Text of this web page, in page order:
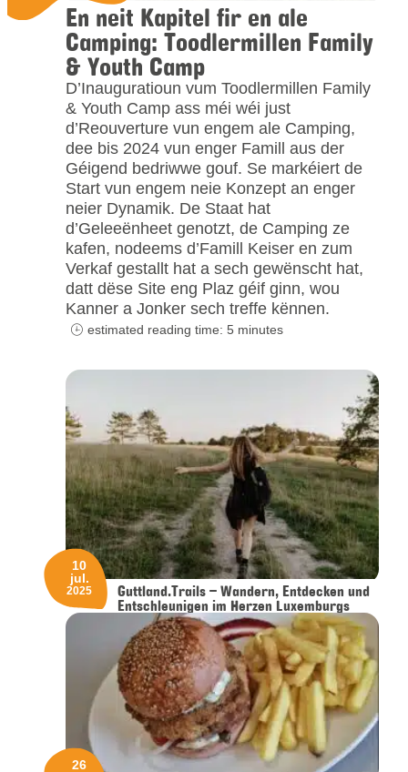
En neit Kapitel fir en ale
Camping: Toodlermillen Family
& Youth Camp
D’Inauguratioun vum Toodlermillen Family
& Youth Camp ass méi wéi just
d’Reouverture vun engem ale Camping,
dee bis 2024 vun enger Famill aus der
Géigend bedriwwe gouf. Se markéiert de
Start vun engem neie Konzept an enger
neier Dynamik. De Staat hat
d’Geleeënheet genotzt, de Camping ze
kafen, nodeems d’Famill Keiser en zum
Verkaf gestallt hat a sech gewënscht hat,
datt dëse Site eng Plaz géif ginn, wou
Kanner a Jonker sech treffe kënnen.
estimated reading time: 5 minutes
Guttland.Trails – Wandern, Entdecken und
Entschleunigen im Herzen Luxemburgs
10
jul.
2025
26